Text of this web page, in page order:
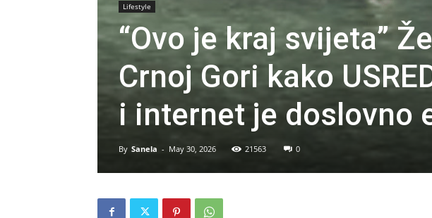
Lifestyle
“Ovo je kraj svijeta”
Crnoj Gori kako
i internet je doslovno
By Sanela - May 30, 2026 21563 0